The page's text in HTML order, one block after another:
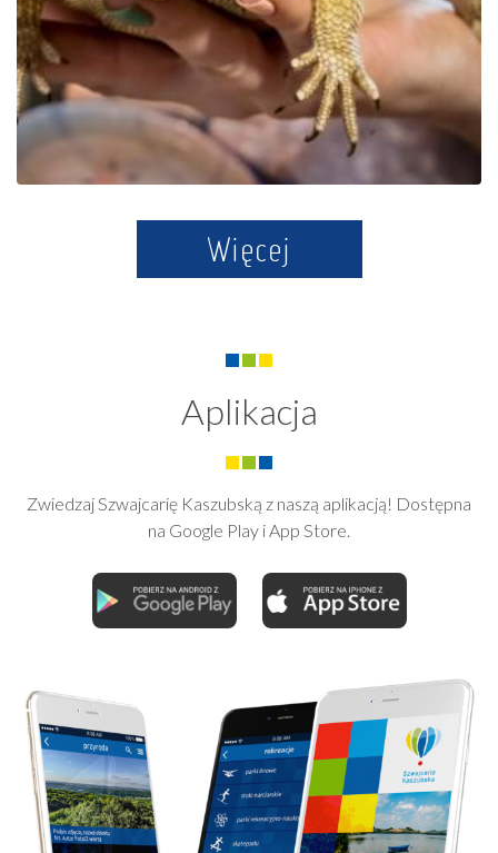
Więcej
Aplikacja
Zwiedzaj Szwajcarię Kaszubską z naszą aplikacją! Dostępna
na Google Play i App Store.